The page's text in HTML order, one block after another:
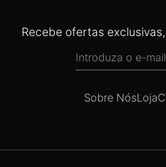
Recebe ofertas
Sobre NósLoja